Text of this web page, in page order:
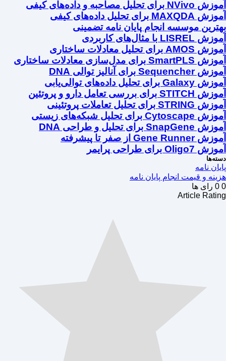
آموزش NVivo برای تحلیل مصاحبه و داده‌های کیفی
آموزش MAXQDA برای تحلیل داده‌های کیفی
بهترین موسسه انجام پایان نامه تضمینی
آموزش LISREL با مثال‌های کاربردی
آموزش AMOS برای تحلیل معادلات ساختاری
آموزش SmartPLS برای مدل‌سازی معادلات ساختاری
آموزش Sequencher برای آنالیز توالی DNA
آموزش Galaxy برای تحلیل داده‌های توالی‌یابی
آموزش STITCH برای بررسی تعامل دارو و پروتئین
آموزش STRING برای تحلیل تعاملات پروتئینی
آموزش Cytoscape برای تحلیل شبکه‌های زیستی
آموزش SnapGene برای تحلیل و طراحی DNA
آموزش Gene Runner از صفر تا پیشرفته
آموزش Oligo7 برای طراحی پرایمر
دسته‌ها
پایان نامه
هزینه و قیمت انجام پایان نامه
0
0 رای ها
Article Rating